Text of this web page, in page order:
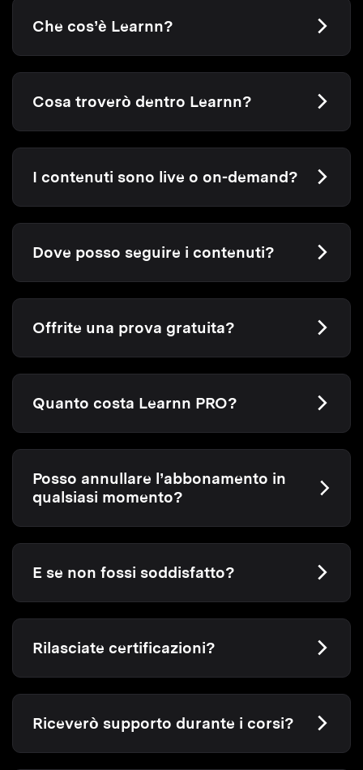
Che cos’è Learnn?
Cosa troverò dentro Learnn?
I contenuti sono live o on-demand?
Dove posso seguire i contenuti?
Offrite una prova gratuita?
Quanto costa Learnn PRO?
Posso annullare l’abbonamento in
qualsiasi momento?
E se non fossi soddisfatto?
Rilasciate certificazioni?
Riceverò supporto durante i corsi?